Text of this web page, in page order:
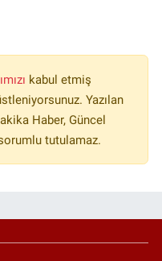
kabul etmiş
Yazılan
Haber, Güncel
tutulamaz.